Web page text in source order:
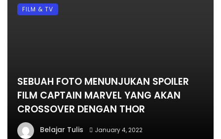
SEBUAH FOTO MENUNJUKAN SPOILER
FILM CAPTAIN MARVEL YANG AKAN
CROSSOVER DENGAN THOR
Belajar Tulis January 4, 2022
FILM & TV